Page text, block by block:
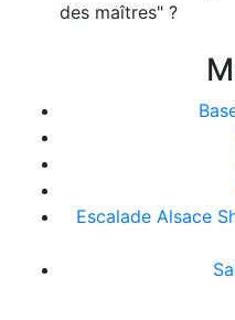
des maîtres" ?
Escalade Alsace